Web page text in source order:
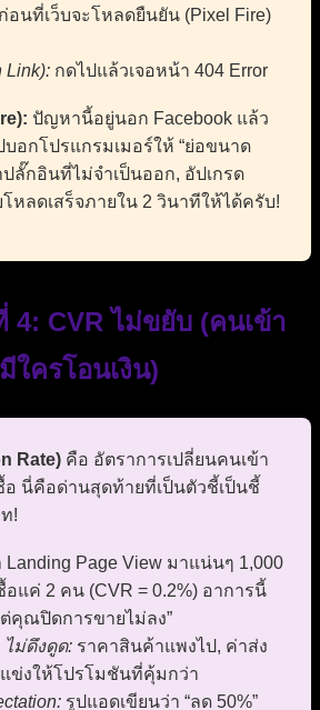
อนที่เว็บจะโหลดยืนยัน (Pixel Fire)
Link): กดไปแล้วเจอหน้า 404 Error
ปัญหานี้อยู่นอก Facebook แล้ว
อกโปรแกรมเมอร์ให้ “ย่อขนาด
ปลั๊กอินที่ไม่จำเป็นออก, อัปเกรด
โหลดเสร็จภายใน 2 วินาทีให้ได้ครับ!
4: CVR ไม่ขยับ (คนเข้า
ใครโอนเงิน)
Rate) คือ อัตราการเปลี่ยนคนเข้า
อ นี่คือด่านสุดท้ายที่เป็นตัวชี้เป็นชี้
!
Landing Page View มาแน่นๆ 1,000
แค่ 2 คน (CVR = 0.2%) อาการนี้
คุณปิดการขายไม่ลง”
ไม่ดึงดูด: ราคาสินค้าแพงไป, ค่าส่ง
ข่งให้โปรโมชันที่คุ้มกว่า
รูปแอดเขียนว่า “ลด 50%”